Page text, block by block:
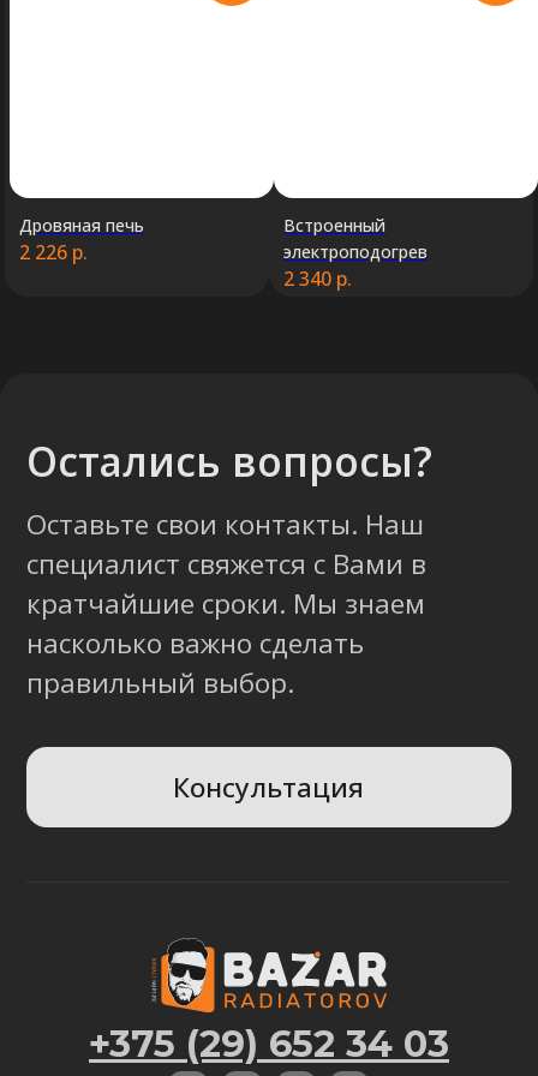
Дровяная печь
2 226 р.
Встроенный
электроподогрев
2 340 р.
+375 (29) 652 34 03